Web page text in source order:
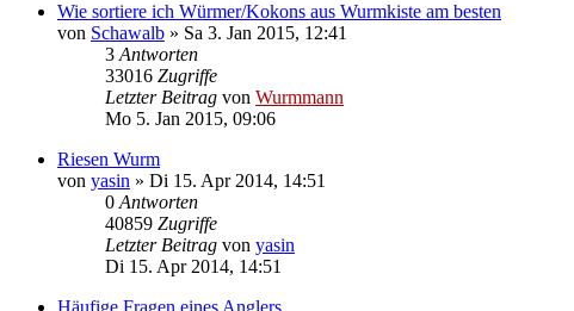
Wie sortiere ich Würmer/Kokons aus Wurmkiste am besten
von Schawalb » Sa 3. Jan 2015, 12:41
3 Antworten
33016 Zugriffe
Letzter Beitrag von Wurmmann
Mo 5. Jan 2015, 09:06
Riesen Wurm
von yasin » Di 15. Apr 2014, 14:51
0 Antworten
40859 Zugriffe
Letzter Beitrag von yasin
Di 15. Apr 2014, 14:51
Häufige Fragen eines Anglers